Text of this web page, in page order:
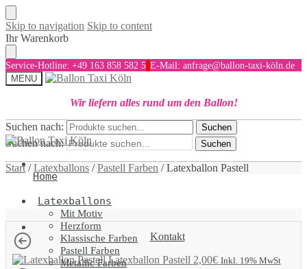
Skip to navigation Skip to content
Ihr Warenkorb
Service-Hotline: +49 163 858 582 5 E-Mail: anfrage@ballon-taxi-köln.de
MENU
Wir liefern alles rund um den Ballon!
Suchen nach: Suchen
Kontakt
Suchen nach: Suchen
Home
Latexballons
Mit Motiv
Herzform
Klassische Farben
Pastell Farben
Metallic Farben
Start /Latexballons /Pastell Farben /Latexballon Pastell
Latexballon Pastell 2,00€ Inkl. 19% MwSt